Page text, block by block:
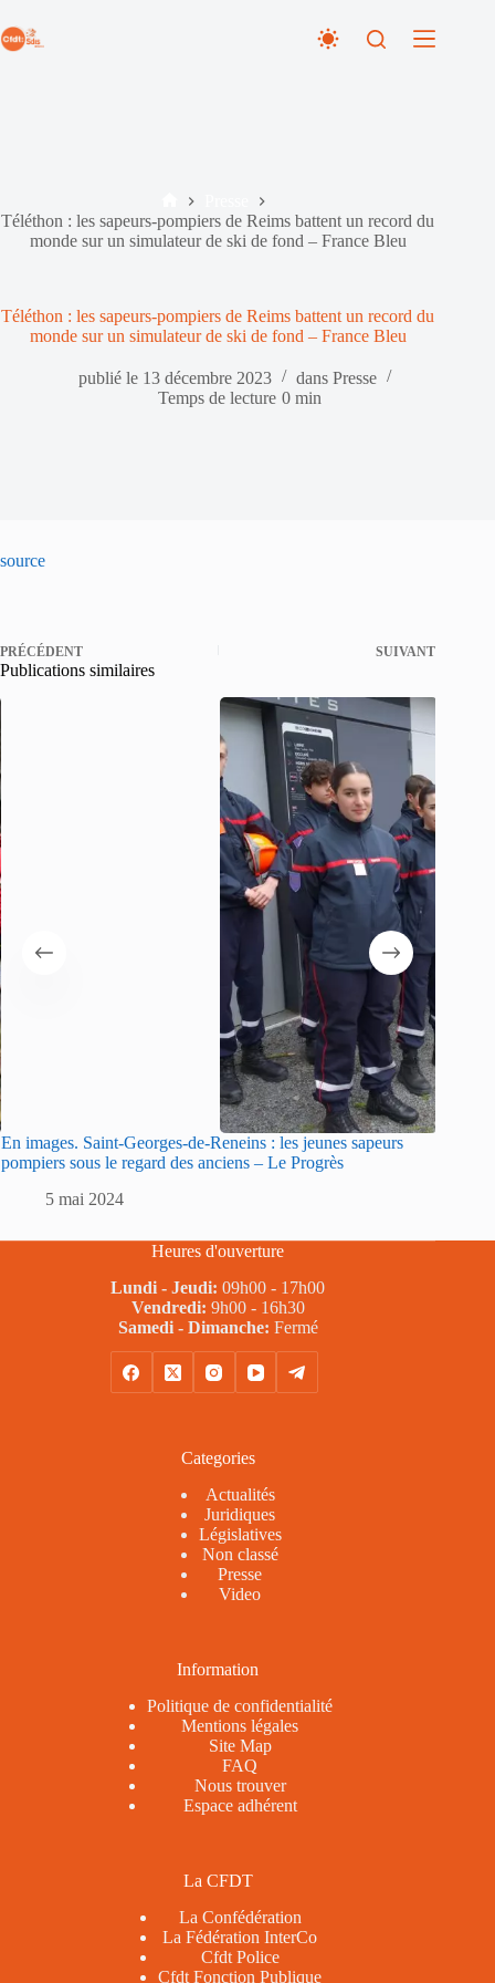
au
contenu
Accueil
Téléthon : les sapeurs-pompiers de Reims battent un record du
monde sur un simulateur de ski de fond – France Bleu
Téléthon : les sapeurs-pompiers de Reims battent un record du
monde sur un simulateur de ski de fond – France Bleu
publié le 13 décembre 2023 dans Presse
Temps de lecture 0 min
source
PRÉCÉDENT SUIVANT
Publications similaires
En images. Saint-Georges-de-Reneins : les jeunes sapeurs
pompiers sous le regard des anciens – Le Progrès
5 mai 2024
Heures d'ouverture
Lundi - Jeudi: 09h00 - 17h00
Vendredi: 9h00 - 16h30
Samedi - Dimanche: Fermé
Categories
Actualités
Juridiques
Législatives
Non classé
Presse
Video
Information
Politique de confidentialité
Mentions légales
Site Map
FAQ
Nous trouver
Espace adhérent
La CFDT
La Confédération
La Fédération InterCo
Cfdt Police
Cfdt Fonction Publique